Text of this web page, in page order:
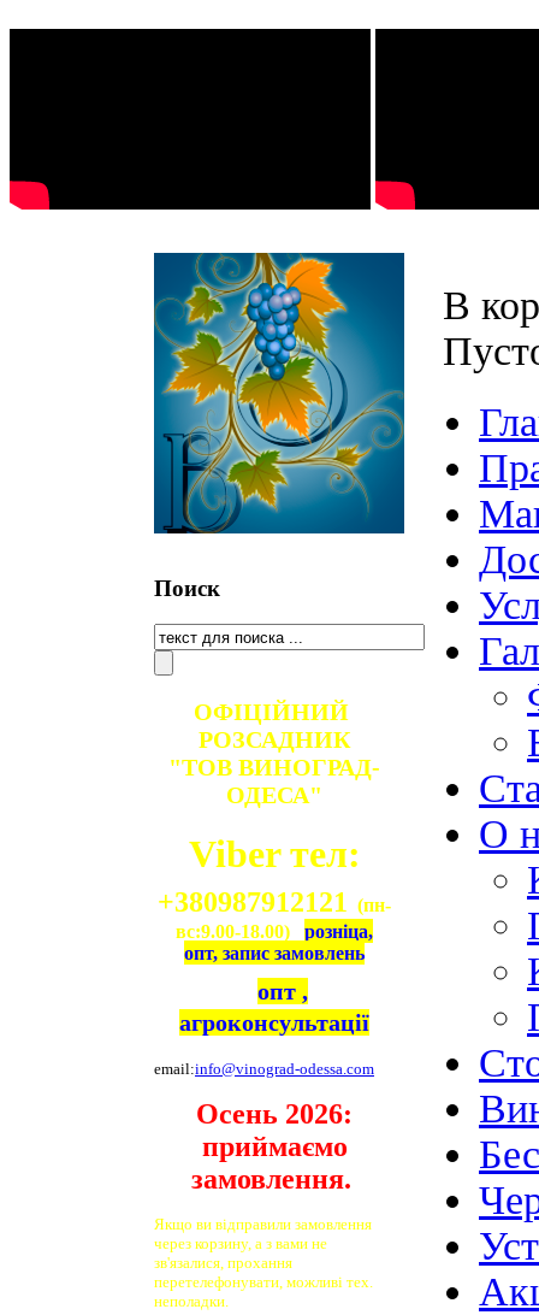
Поиск
ОФІЦІЙНИЙ
РОЗСАДНИК
"ТОВ ВИНОГРАД-
ОДЕСА"
Viber тел:
+380987912121 (пн-
вс:9.00-18.00) розніца,
опт, запис замовлень
опт ,
агроконсультації
email:info@vinograd-odessa.com
Осень 2026:
приймаємо
замовлення.
Якщо ви відправили замовлення
через корзину, а з вами не
зв'язалися, прохання
перетелефонувати, можливі тех.
неполадки.
В
О